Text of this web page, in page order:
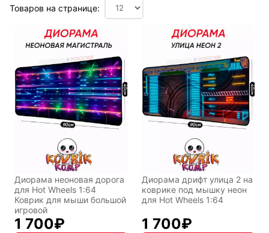
Товаров на странице:
Диорама неоновая дорога
для Hot Wheels 1:64
Коврик для мыши большой
игровой
1 700₽
Диорама дрифт улица 2 на
коврике под мышку неон
для Hot Wheels 1:64
1 700₽